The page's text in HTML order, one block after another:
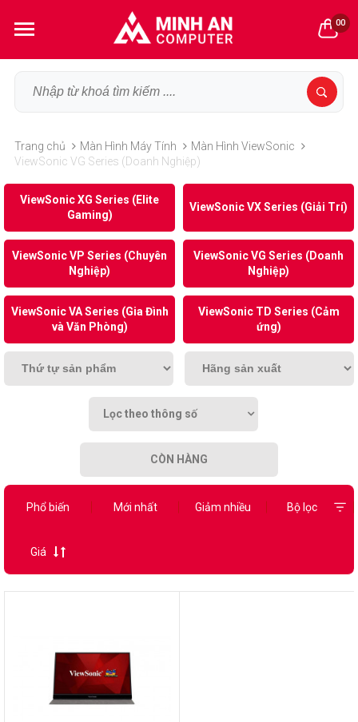
00
Trang chủ Màn Hình Máy Tính
Màn Hình ViewSonic
ViewSonic VG Series (Doanh Nghiệp)
ViewSonic XG Series (Elite
Gaming)
ViewSonic VX Series (Giải Trí)
ViewSonic VP Series (Chuyên
Nghiệp)
ViewSonic VG Series (Doanh
Nghiệp)
ViewSonic VA Series (Gia Đình
và Văn Phòng)
ViewSonic TD Series (Cảm
ứng)
Lọc theo thông số
CÒN HÀNG
Phổ biến Mới nhất Giảm nhiều Bộ lọc
Giá